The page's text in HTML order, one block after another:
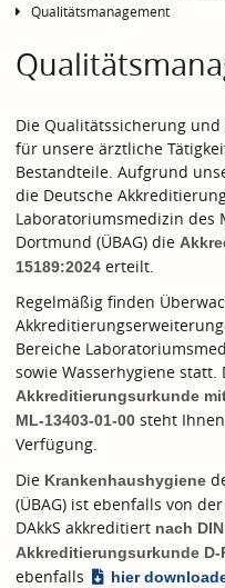
Qualitätsmanagement
Die Qualitätssicherung
für unsere ärztliche
Bestandteile. Aufgrund
die Deutsche
Laboratoriumsmedizin des
Dortmund (ÜBAG) die
15189:2024 erteilt.
Regelmäßig finden
Bereiche
sowie Wasserhygiene statt.
Akkreditierungsurkunde
ML-13403-01-00 steht Ihnen
Verfügung.
Die Krankenhaushygiene
(ÜBAG) ist ebenfalls von
DAkkS akkreditiert nach
Akkreditierungsurkunde D-
ebenfalls
hier